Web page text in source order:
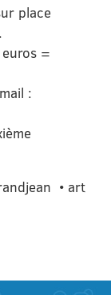
place
=
:
• art